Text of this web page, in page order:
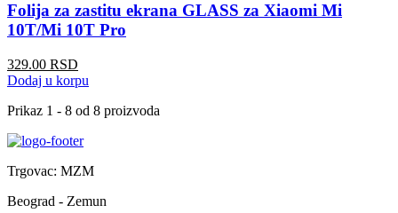
Folija za zastitu ekrana GLASS za Xiaomi Mi
10T/Mi 10T Pro
329.00 RSD
Dodaj u korpu
Prikaz 1 - 8 od 8 proizvoda
Trgovac: MZM
Beograd - Zemun